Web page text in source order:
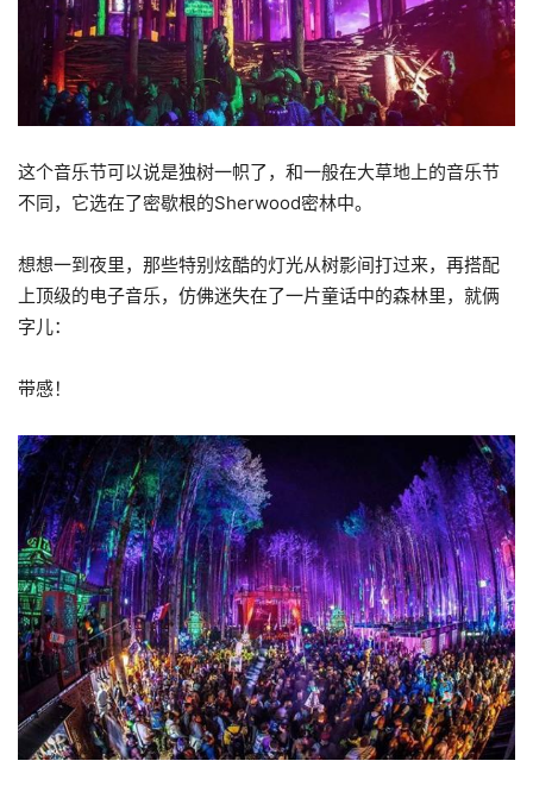
这个音乐节可以说是独树一帜了，和一般在大草地上的音乐节
不同，它选在了密歇根的Sherwood密林中。
想想一到夜里，那些特别炫酷的灯光从树影间打过来，再搭配
上顶级的电子音乐，仿佛迷失在了一片童话中的森林里，就俩
字儿：
带感！